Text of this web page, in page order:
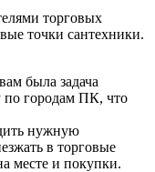
торговых
точки сантехники.
была задача
городам ПК, что
нужную
в торговые
месте и покупки.